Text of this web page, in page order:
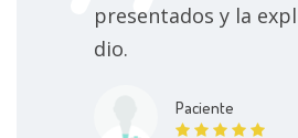
presentados y la
dio.
Paciente